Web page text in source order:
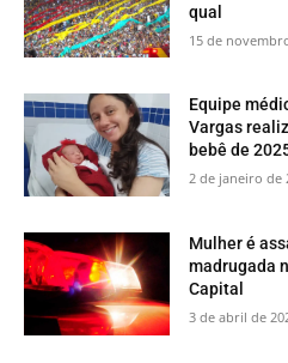
qual
15 de
Equipe
Vargas
bebê de
2 de janeiro de
Mulher é
madrugada
Capital
3 de abril de